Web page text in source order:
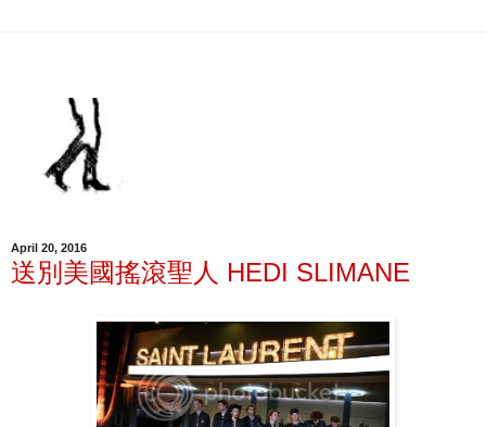
April 20, 2016
送別美國搖滾聖人 HEDI SLIMANE